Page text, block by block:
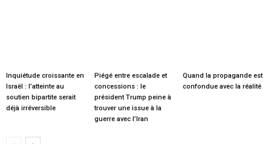
Inquiétude croissante en
Israël : l’atteinte au
soutien bipartite serait
déjà irréversible
Piégé entre escalade et
concessions : le
président Trump peine à
trouver une issue à la
guerre avec l’Iran
Quand la propagande est
confondue avec la réalité